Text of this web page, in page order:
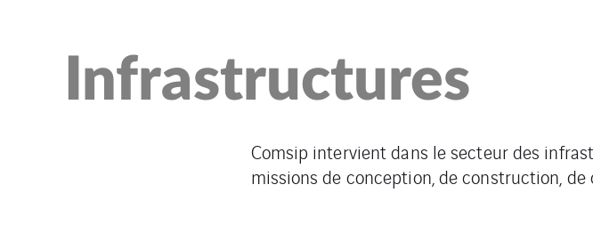
Infrastructures
Comsip intervient dans le secteur des
missions de conception, de construction,